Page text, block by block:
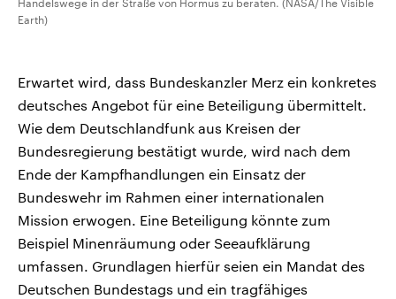
Handelswege in der Straße von Hormus zu beraten. (NASA/The Visible
Earth)
Erwartet wird, dass Bundeskanzler Merz ein konkretes
deutsches Angebot für eine Beteiligung übermittelt.
Wie dem Deutschlandfunk aus Kreisen der
Bundesregierung bestätigt wurde, wird nach dem
Ende der Kampfhandlungen ein Einsatz der
Bundeswehr im Rahmen einer internationalen
Mission erwogen. Eine Beteiligung könnte zum
Beispiel Minenräumung oder Seeaufklärung
umfassen. Grundlagen hierfür seien ein Mandat des
Deutschen Bundestags und ein tragfähiges